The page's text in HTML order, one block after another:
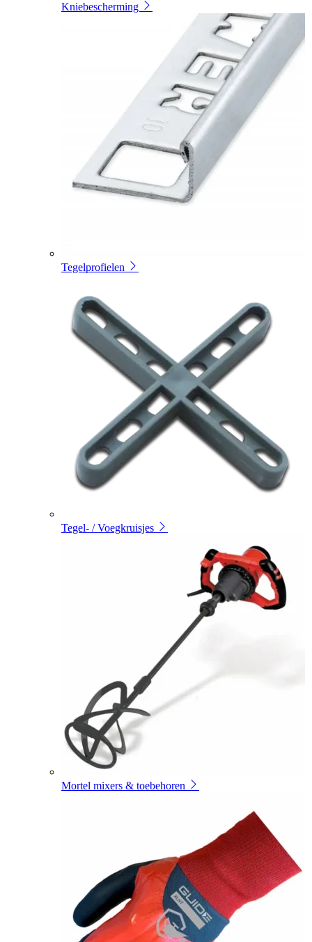
Kniebescherming
Tegelprofielen
Tegel- / Voegkruisjes
Mortel mixers & toebehoren